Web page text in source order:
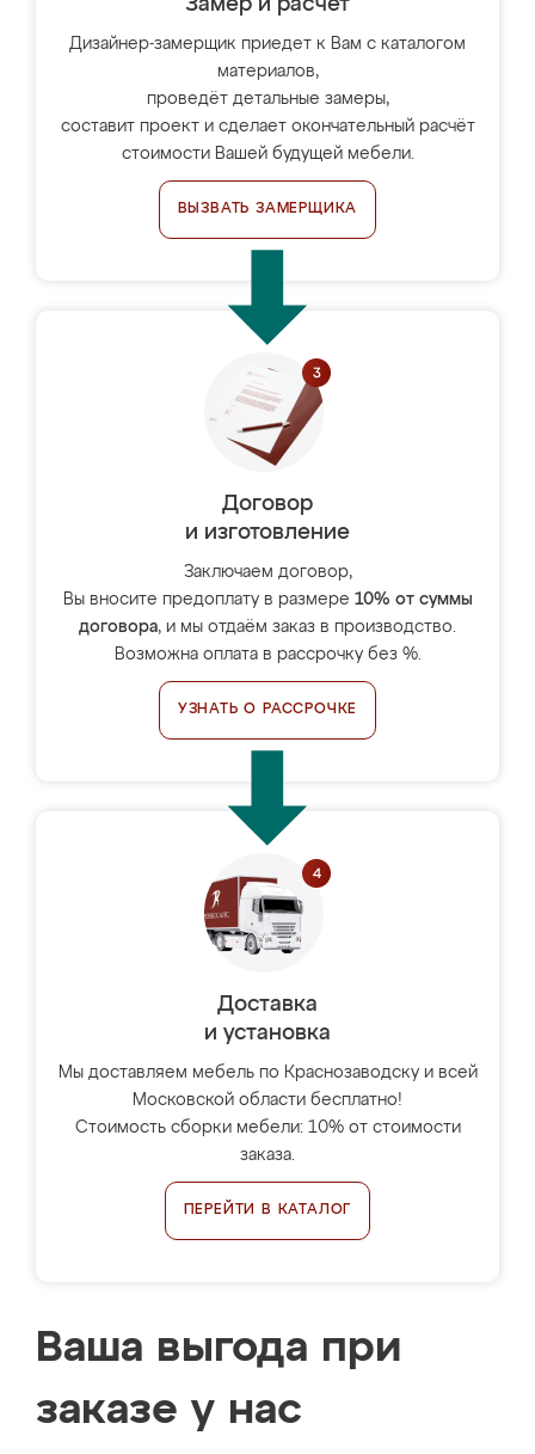
Замер и расчет
Дизайнер-замерщик приедет к Вам с каталогом
материалов,
проведёт детальные замеры,
составит проект и сделает окончательный расчёт
стоимости Вашей будущей мебели.
ВЫЗВАТЬ ЗАМЕРЩИКА
Договор
и изготовление
Заключаем договор,
Вы вносите предоплату в размере 10% от суммы
договора, и мы отдаём заказ в производство.
Возможна оплата в рассрочку без %.
УЗНАТЬ О РАССРОЧКЕ
Доставка
и установка
Мы доставляем мебель по Краснозаводску и всей
Московской области бесплатно!
Стоимость сборки мебели: 10% от стоимости
заказа.
ПЕРЕЙТИ В КАТАЛОГ
Ваша выгода при
заказе у нас